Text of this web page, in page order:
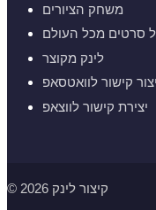
משחק הציורים
סרטים מכל העולם
לינק מקוצר
קישור לוואטסאפ
יצירת קישור לווצאפ
© 2026 קיצור לינק